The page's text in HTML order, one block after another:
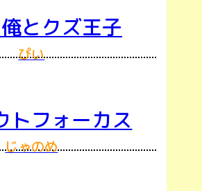
とクズ王子
ぴい
トフォーカス
じゃのめ